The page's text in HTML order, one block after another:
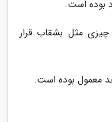
مثل بشقاب قرار